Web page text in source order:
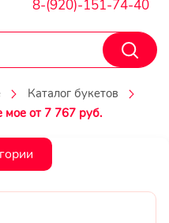
Гарантии
Доставка
8-(920)-151-74-40
Каталог букетов
мое от 7 767 руб.